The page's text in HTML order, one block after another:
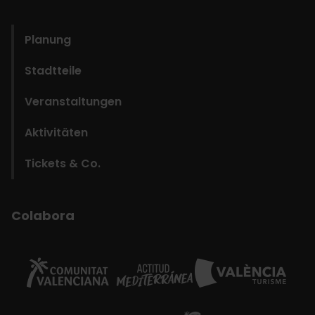
Planung
Stadtteile
Veranstaltungen
Aktivitäten
Tickets & Co.
Colabora